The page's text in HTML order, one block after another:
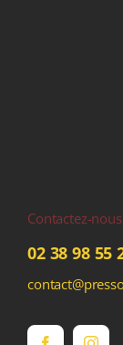
Contactez-nous
02 38 98 55